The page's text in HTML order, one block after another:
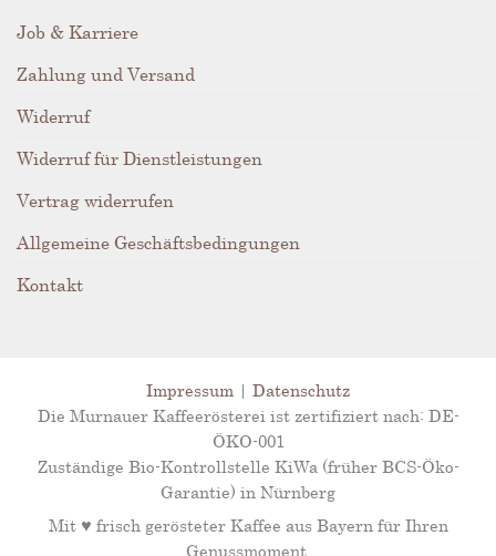
Job & Karriere
Zahlung und Versand
Widerruf
Widerruf für Dienstleistungen
Vertrag widerrufen
Allgemeine Geschäftsbedingungen
Kontakt
Impressum | Datenschutz
Die Murnauer Kaffeerösterei ist zertifiziert nach: DE-
ÖKO-001
Zuständige Bio-Kontrollstelle KiWa (früher BCS-Öko-
Garantie) in Nürnberg
Mit ♥ frisch gerösteter Kaffee aus Bayern für Ihren
Genussmoment.